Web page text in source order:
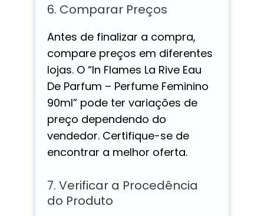
6. Comparar Preços
Antes de finalizar a compra,
compare preços em diferentes
lojas. O “In Flames La Rive Eau
De Parfum – Perfume Feminino
90ml” pode ter variações de
preço dependendo do
vendedor. Certifique-se de
encontrar a melhor oferta.
7. Verificar a Procedência
do Produto